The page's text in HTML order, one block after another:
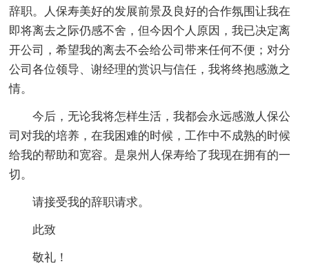
辞职。人保寿美好的发展前景及良好的合作氛围让我在
即将离去之际仍感不舍，但今因个人原因，我已决定离
开公司，希望我的离去不会给公司带来任何不便；对分
公司各位领导、谢经理的赏识与信任，我将终抱感激之
情。
今后，无论我将怎样生活，我都会永远感激人保公
司对我的培养，在我困难的时候，工作中不成熟的时候
给我的帮助和宽容。是泉州人保寿给了我现在拥有的一
切。
请接受我的辞职请求。
此致
敬礼！